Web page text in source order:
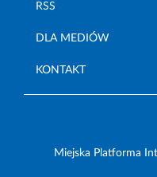
RSS
DLA MEDIÓW
KONTAKT
Miejska Platforma